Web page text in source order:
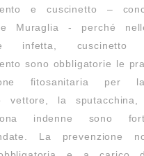
e cuscinetto –
Muraglia - perché
infetta,
sono obbligatorie le
fitosanitaria per
vettore, la sputacchina,
indenne sono
La prevenzione